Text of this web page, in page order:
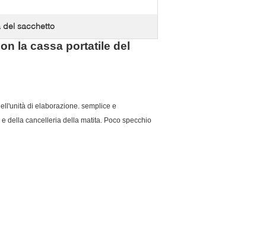
del sacchetto
la cassa portatile del
di elaborazione. semplice e
della cancelleria della matita. Poco specchio